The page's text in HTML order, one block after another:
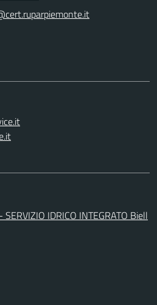
SERVIZIO IDRICO INTEGRATO Biell